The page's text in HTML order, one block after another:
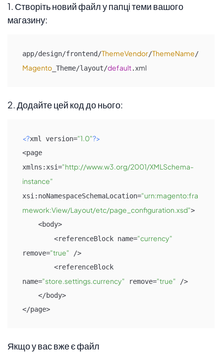
1. Створіть новий файл у папці теми вашого
магазину:
app/design/frontend/ThemeVendor/ThemeName/
Magento _Theme/layout/default.xml
2. Додайте цей код до нього:
<?xml version="1.0"?>
<page
xmlns:xsi="http://www.w3.org/2001/XMLSchema-
instance"
xsi:noNamespaceSchemaLocation="urn:magento:fra
mework:View/Layout/etc/page_configuration.xsd">
        <referenceBlock name=
"currency"
remove="true" />
name="store.settings.currency" remove="true" />
</page>
Якщо у вас вже є файл